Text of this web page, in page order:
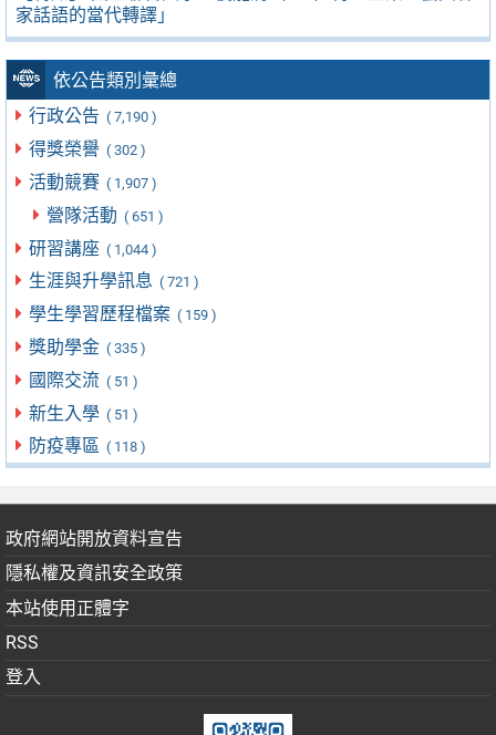
家話語的當代轉譯」
依公告類別彙總
行政公告 ( 7,190 )
得獎榮譽 ( 302 )
活動競賽 ( 1,907 )
營隊活動 ( 651 )
研習講座 ( 1,044 )
生涯與升學訊息 ( 721 )
學生學習歷程檔案 ( 159 )
獎助學金 ( 335 )
國際交流 ( 51 )
新生入學 ( 51 )
防疫專區 ( 118 )
政府網站開放資料宣告
隱私權及資訊安全政策
本站使用正體字
RSS
登入